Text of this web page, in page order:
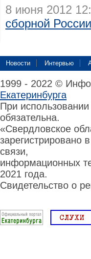
8 июня 2012
сборной
Новости Интервью
1999 - 2022 ©
Екатеринбурга
При
обязательна.
«Свердловское
зарегистрировано
связи,
информационных
2021 года.
Свидетельство о